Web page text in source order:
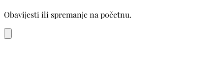
Obavijesti ili spremanje na početnu.